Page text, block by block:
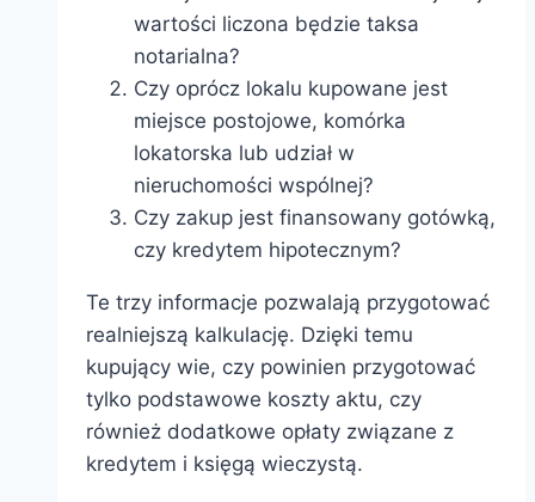
wartości liczona będzie taksa
notarialna?
Czy oprócz lokalu kupowane jest
miejsce postojowe, komórka
lokatorska lub udział w
nieruchomości wspólnej?
Czy zakup jest finansowany gotówką,
czy kredytem hipotecznym?
Te trzy informacje pozwalają przygotować
realniejszą kalkulację. Dzięki temu
kupujący wie, czy powinien przygotować
tylko podstawowe koszty aktu, czy
również dodatkowe opłaty związane z
kredytem i księgą wieczystą.